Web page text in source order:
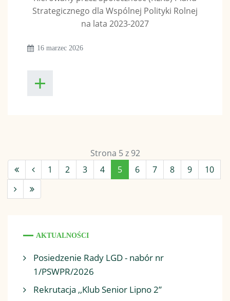
Strategicznego dla Wspólnej Polityki Rolnej
na lata 2023-2027
16 marzec 2026
1 2 3 4 5 6 7 8 9 10
Strona 5 z 92
AKTUALNOŚCI
Posiedzenie Rady LGD - nabór nr
1/PSWPR/2026
Rekrutacja ,,Klub Senior Lipno 2”